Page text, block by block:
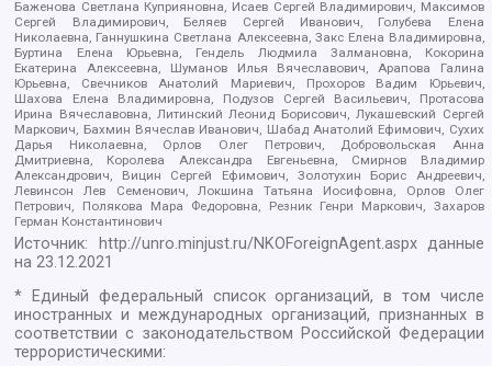
Баженова Светлана Куприяновна, Исаев Сергей Владимирович, Максимов
Сергей Владимирович, Беляев Сергей Иванович, Голубева Елена
Николаевна, Ганнушкина Светлана Алексеевна, Закс Елена Владимировна,
Буртина Елена Юрьевна, Гендель Людмила Залмановна, Кокорина
Екатерина Алексеевна, Шуманов Илья Вячеславович, Арапова Галина
Юрьевна, Свечников Анатолий Мариевич, Прохоров Вадим Юрьевич,
Шахова Елена Владимировна, Подузов Сергей Васильевич, Протасова
Ирина Вячеславовна, Литинский Леонид Борисович, Лукашевский Сергей
Маркович, Бахмин Вячеслав Иванович, Шабад Анатолий Ефимович, Сухих
Дарья Николаевна, Орлов Олег Петрович, Добровольская Анна
Дмитриевна, Королева Александра Евгеньевна, Смирнов Владимир
Александрович, Вицин Сергей Ефимович, Золотухин Борис Андреевич,
Левинсон Лев Семенович, Локшина Татьяна Иосифовна, Орлов Олег
Петрович, Полякова Мара Федоровна, Резник Генри Маркович, Захаров
Герман Константинович
Источник: http://unro.minjust.ru/NKOForeignAgent.aspxданные
на23.12.2021
* Единый федеральный список организаций, в том числе
иностранных и международных организаций, признанных в
соответствии с законодательством Российской Федерации
террористическими: